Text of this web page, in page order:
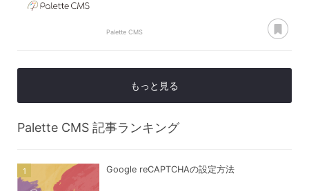
Palette CMS
もっと見る
Palette CMS 記事ランキング
Google reCAPTCHAの設定方法